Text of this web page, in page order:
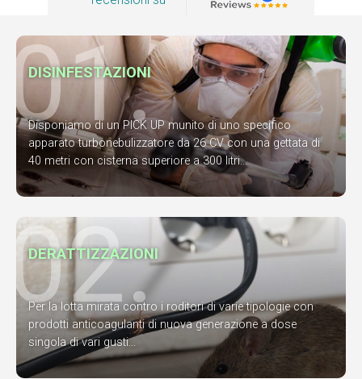
01.
DISINFESTAZIONI
Disponiamo di un PICK UP munito di uno specifico
apparato turbonebulizzatore da 26 CV con una gettata di
40 metri con cisterna superiore a 300 litri...
02.
DERATTIZZAZIONI
Per la lotta mirata contro i roditori di varie tipologie con
prodotti anticoagulanti di nuova generazione a dose
singola di vari gusti...